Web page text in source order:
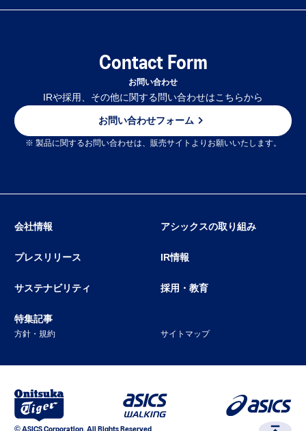
Contact Form
お問い合わせ
IRや採用、その他に関する問い合わせはこちらから
お問い合わせフォーム
※ 製品に関するお問い合わせは、販売サイトよりお願いいたします。
会社情報 アシックスの取り組み
プレスリリース IR情報
サステナビリティ 採用・教育
特集記事
方針・規約 サイトマップ
© ASICS Corporation. All Rights Reserved